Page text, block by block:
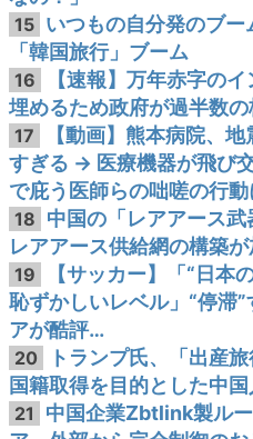
15 いつもの自分発のブ
「韓国旅行」ブーム
16
【速報】万年赤字の
埋めるため政府が過半数
17
【動画】熊本病院、
すぎる → 医療機器が飛び
で庇う医師らの咄嗟の行
18 中国の「レアアース
レアアース供給網の構築
19
【サッカー】「“日本
恥ずかしいレベル」“停滞
アが酷評…
20
トランプ氏、「出産
国籍取得を目的とした中
21
中国企業Zbtlink製ル